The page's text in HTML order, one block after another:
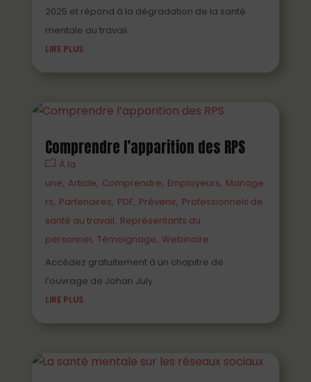
2025 et répond à la dégradation de la santé
mentale au travail.
LIRE PLUS
Comprendre l’apparition des RPS
À la
une Article Comprendre Employeurs Manage
rs Partenaires PDF Prévenir Professionnels de
santé au travail Représentants du
personnel Témoignage Webinaire
Accédez gratuitement à un chapitre de
l’ouvrage de Johan July
LIRE PLUS